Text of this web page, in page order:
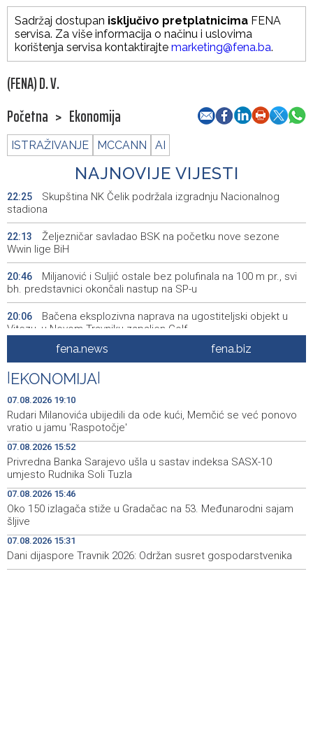
Sadržaj dostupan isključivo pretplatnicima FENA
servisa. Za više informacija o načinu i uslovima
korištenja servisa kontaktirajte marketing@fena.ba.
(FENA) D. V.
Početna > Ekonomija
ISTRAŽIVANJE MCCANN AI
NAJNOVIJE VIJESTI
22:25
Skupština NK Čelik podržala izgradnju Nacionalnog
stadiona
22:13
Željezničar savladao BSK na početku nove sezone
Wwin lige BiH
20:46
Miljanović i Suljić ostale bez polufinala na 100 m pr., svi
bh. predstavnici okončali nastup na SP-u
20:06
Bačena eksplozivna naprava na ugostiteljski objekt u
Vitezu, u Novom Travniku zapaljen Golf
Galerija ULUPUBiH otvara novu izlagačku sezonu,
predstavlja novi izlagački program
19:44 Faris Dževahirić novi nogometaš Veleža
19:21 Announcement of events for Saturday, 8 August 2026
19:10
Rudari Milanovića ubijedili da ode kući, Memčić se već
ponovo vratio u jamu 'Raspotočje'
19:03
Sarajevo Film Festival presents Kinoscope and
Kinoscope Surreal programs
19:00
fena.news fena.biz
EKONOMIJA
07.08.2026 19:10
Rudari Milanovića ubijedili da ode kući, Memčić se već ponovo
vratio u jamu 'Raspotočje'
07.08.2026 15:52
Privredna Banka Sarajevo ušla u sastav indeksa SASX-10
umjesto Rudnika Soli Tuzla
07.08.2026 15:46
Oko 150 izlagača stiže u Gradačac na 53. Međunarodni sajam
šljive
07.08.2026 15:31
Dani dijaspore Travnik 2026: Održan susret gospodarstvenika